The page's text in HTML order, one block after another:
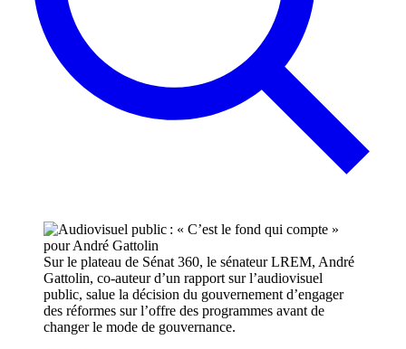
Sur le plateau de Sénat 360, le sénateur LREM, André
Gattolin, co-auteur d’un rapport sur l’audiovisuel
public, salue la décision du gouvernement d’engager
des réformes sur l’offre des programmes avant de
changer le mode de gouvernance.